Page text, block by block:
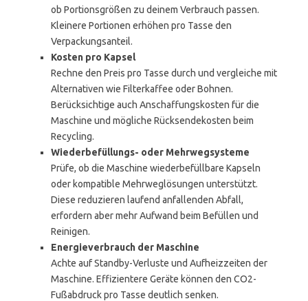
ob Portionsgrößen zu deinem Verbrauch passen.
Kleinere Portionen erhöhen pro Tasse den
Verpackungsanteil.
Kosten pro Kapsel
Rechne den Preis pro Tasse durch und vergleiche mit
Alternativen wie Filterkaffee oder Bohnen.
Berücksichtige auch Anschaffungskosten für die
Maschine und mögliche Rücksendekosten beim
Recycling.
Wiederbefüllungs- oder Mehrwegsysteme
Prüfe, ob die Maschine wiederbefüllbare Kapseln
oder kompatible Mehrweglösungen unterstützt.
Diese reduzieren laufend anfallenden Abfall,
erfordern aber mehr Aufwand beim Befüllen und
Reinigen.
Energieverbrauch der Maschine
Achte auf Standby-Verluste und Aufheizzeiten der
Maschine. Effizientere Geräte können den CO2-
Fußabdruck pro Tasse deutlich senken.